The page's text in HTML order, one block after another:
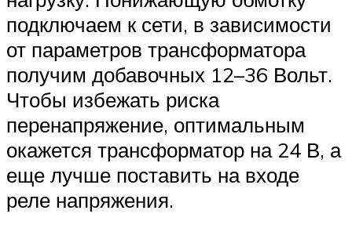
подключаем к сети, в зависимости
от параметров трансформатора
получим добавочных 12–36 Вольт.
Чтобы избежать риска
перенапряжение, оптимальным
окажется трансформатор на 24 В, а
еще лучше поставить на входе
реле напряжения.